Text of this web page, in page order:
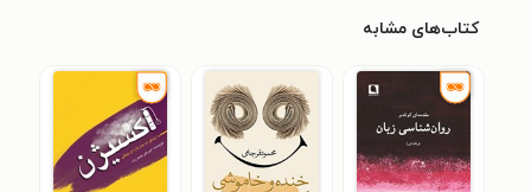
کتاب‌های مشابه